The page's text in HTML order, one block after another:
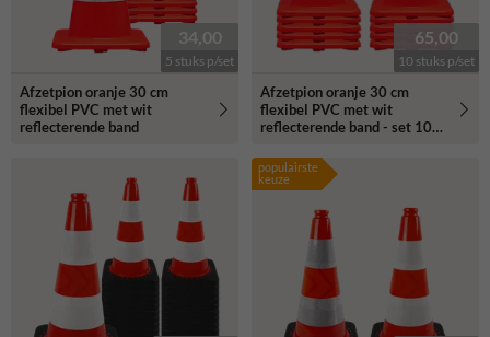
34,00
5 stuks p/set
Afzetpion oranje 30 cm
flexibel PVC met wit
reflecterende band
65,00
10 stuks p/set
Afzetpion oranje 30 cm
flexibel PVC met wit
reflecterende band - set 10
populairste
keuze